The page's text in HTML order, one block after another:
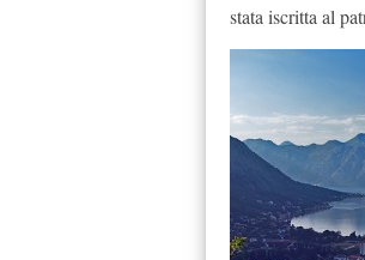
stata iscritta al